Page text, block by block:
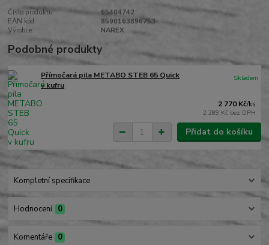
Číslo produktu:
65404742
EAN kód:
8590163896753
Výrobce:
NAREX
Podobné produkty
Přímočará pila METABO STEB 65 Quick
v kufru
2 770 Kč/ks
2 289 Kč bez DPH
Skladem
Přidat do košíku
Kompletní specifikace
Hodnocení 0
Komentáře 0